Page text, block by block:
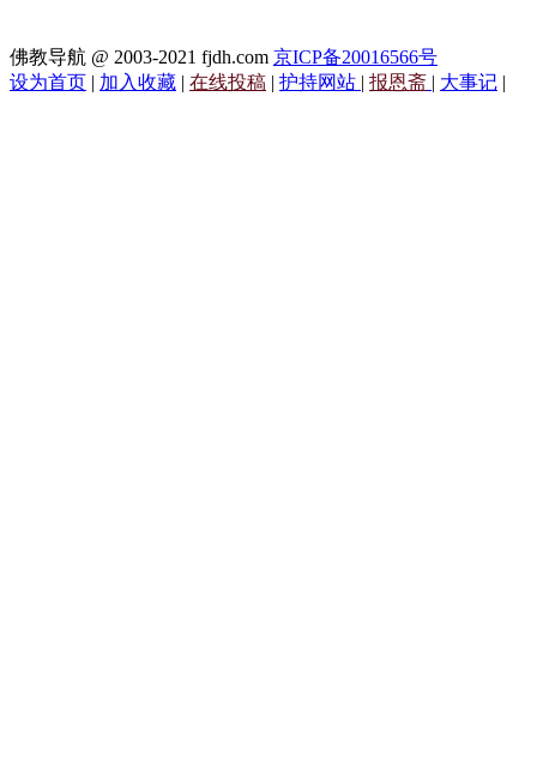
佛教导航 @ 2003-2021 fjdh.com 京ICP备20016566号
设为首页 | 加入收藏 | 在线投稿 | 护持网站 | 报恩斋 | 大事记 |